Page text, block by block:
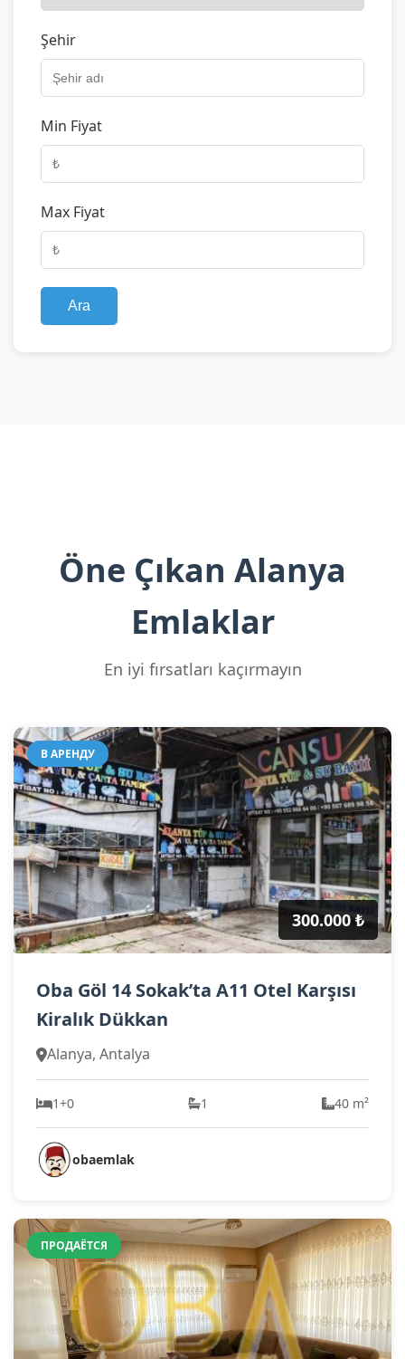
Şehir
Min Fiyat
Max Fiyat
Ara
Öne Çıkan Alanya
Emlaklar
En iyi fırsatları kaçırmayın
В АРЕНДУ
300.000 ₺
Oba Göl 14 Sokak’ta A11 Otel Karşısı
Kiralık Dükkan
Alanya, Antalya
1+0 1 40 m²
obaemlak
ПРОДАЁТСЯ